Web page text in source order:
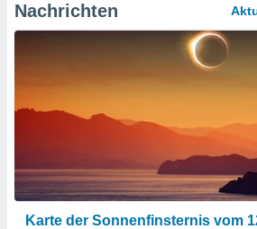
Nachrichten
Karte der Sonnenfinsternis vom